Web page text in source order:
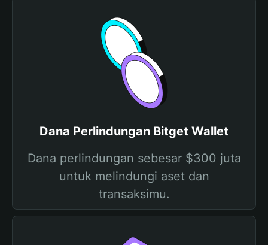
Dana Perlindungan Bitget Wallet
Dana perlindungan sebesar $300 juta
untuk melindungi aset dan
transaksimu.